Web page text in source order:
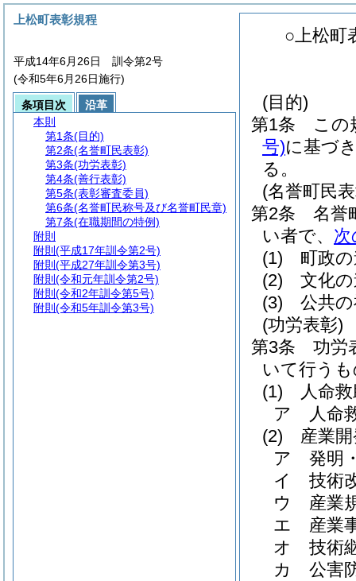
○上松町
(目的)
第1条
この
号)に基づ
る。
(名誉町民
第2条
名誉
い者で、 次
(1)
町政
(2)
文化
(3)
公共
(功労表彰)
第3条
功労
いて行う
(1)
人命
ア
人命
(2)
産業
ア
発明
イ
技術
ウ
産業
エ
産業
オ
技術
カ
公害
上松町表彰規程
平成14年6月26日 訓令第2号
(令和5年6月26日施行)
条項目次
沿革
本則
第1条(目的)
第2条(名誉町民表彰)
第3条(功労表彰)
第4条(善行表彰)
第5条(表彰審査委員)
第6条(名誉町民称号及び名誉町民章)
第7条(在職期間の特例)
附則
附則 (平成17年訓令第2号)
附則 (平成27年訓令第3号)
附則 (令和元年訓令第2号)
附則 (令和2年訓令第5号)
附則 (令和5年訓令第3号)